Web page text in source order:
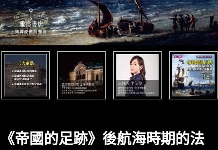
《帝國的足跡》後航海時期的法